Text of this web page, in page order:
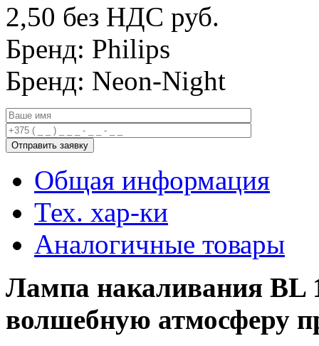
2,50 без НДС руб.
Бренд: Philips
Бренд: Neon-Night
Общая информация
Тех. хар-ки
Аналогичные товары
Лампа накаливания BL
волшебную атмосферу